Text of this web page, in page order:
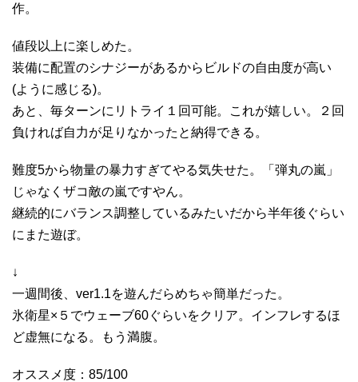
作。
値段以上に楽しめた。
装備に配置のシナジーがあるからビルドの自由度が高い
(ように感じる)。
あと、毎ターンにリトライ１回可能。これが嬉しい。２回
負ければ自力が足りなかったと納得できる。
難度5から物量の暴力すぎてやる気失せた。「弾丸の嵐」
じゃなくザコ敵の嵐ですやん。
継続的にバランス調整しているみたいだから半年後ぐらい
にまた遊ぼ。
↓
一週間後、ver1.1を遊んだらめちゃ簡単だった。
氷衛星×５でウェーブ60ぐらいをクリア。インフレするほ
ど虚無になる。もう満腹。
オススメ度：85/100